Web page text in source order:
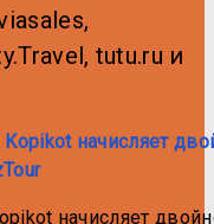
tutu.ru и
начисляет